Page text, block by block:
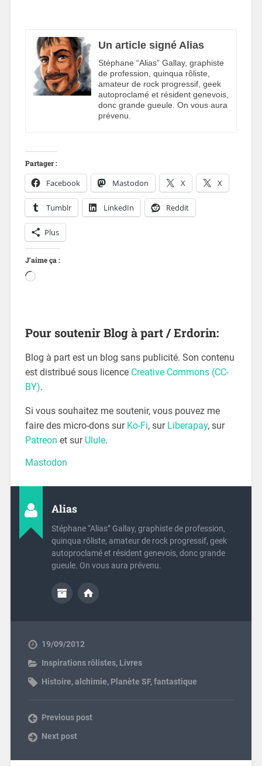
Un article signé Alias
Stéphane “Alias” Gallay, graphiste
de profession, quinqua rôliste,
amateur de rock progressif, geek
autoproclamé et résident genevois,
donc grande gueule. On vous aura
prévenu.
Partager :
Facebook Mastodon X X
Tumblr LinkedIn Reddit
Plus
J’aime ça :
Pour soutenir Blog à part / Erdorin:
Blog à part est un blog sans publicité. Son contenu
est distribué sous licence Creative Commons (CC-
BY).
Si vous souhaitez me soutenir, vous pouvez me
faire des micro-dons sur Ko-Fi, sur Liberapay, sur
Patreon et sur Ulule.
Mastodon
Alias
Stéphane “Alias” Gallay, graphiste de profession,
quinqua rôliste, amateur de rock progressif, geek
autoproclamé et résident genevois, donc grande
gueule. On vous aura prévenu.
19/09/2012
Inspirations rôlistes, Livres
Histoire,alchimie, Planète SF,fantastique
Previous post
Next post